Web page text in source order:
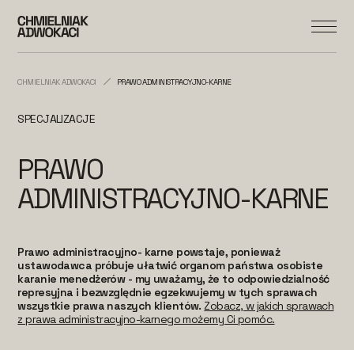
CHMIELNIAK ADWOKACI PRAWO ADMINISTRACYJNO-KARNE
SPECJALIZACJE
PRAWO
ADMINISTRACYJNO-KARNE
Prawo administracyjno- karne powstaje, ponieważ
ustawodawca próbuje ułatwić organom państwa osobiste
karanie menedżerów - my uważamy, że to odpowiedzialność
represyjna i bezwzględnie egzekwujemy w tych sprawach
wszystkie prawa naszych klientów.Zobacz, w jakich sprawach
z prawa administracyjno-karnego możemy Ci pomóc.